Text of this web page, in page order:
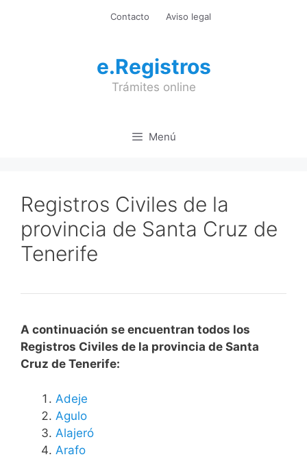
Contacto Aviso legal
e.Registros
Trámites online
Menú
Registros Civiles de la
provincia de Santa Cruz de
Tenerife
A continuación se encuentran todos los
Registros Civiles de la provincia de Santa
Cruz de Tenerife:
Adeje
Agulo
Alajeró
Arafo